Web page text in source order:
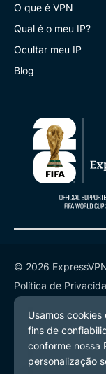
O que é VPN
Qual é o meu IP?
Ocultar meu IP
Blog
© 2026
Política de
Termos de Serviço
Preferências de